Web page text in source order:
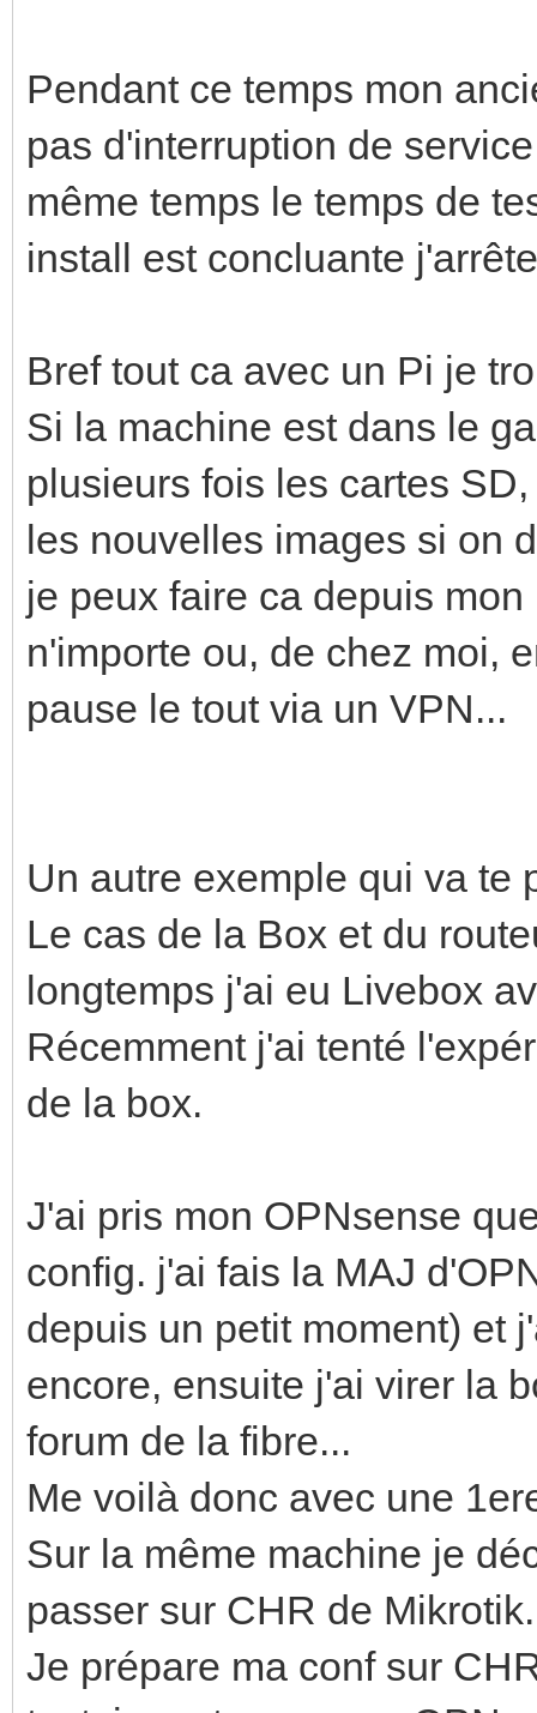
Pendant ce temps mon
pas d'interruption de
même temps le temps de
install est concluante
Bref tout ca avec un Pi je
Si la machine est dans le
plusieurs fois les cartes
les nouvelles images si on
je peux faire ca depuis
n'importe ou, de chez moi,
pause le tout via un VPN...
Un autre exemple qui va te
Le cas de la Box et du
longtemps j'ai eu Livebox
Récemment j'ai tenté
de la box.
J'ai pris mon OPNsense
config. j'ai fais la MAJ
depuis un petit moment) et
encore, ensuite j'ai virer la
forum de la fibre...
Me voilà donc avec une
Sur la même machine je
passer sur CHR de Mikrotik.
Je prépare ma conf sur